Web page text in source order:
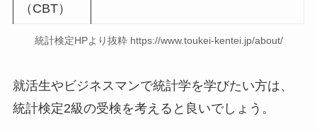
（CBT）
統計検定HPより抜粋 https://www.toukei-kentei.jp/about/
就活生やビジネスマンで統計学を学びたい方は、
統計検定2級の受検を考えると良いでしょう。